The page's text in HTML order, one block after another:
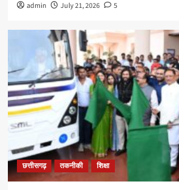
admin July 21, 2026 5
छत्तीसगढ़ तकनीकी शिक्षा